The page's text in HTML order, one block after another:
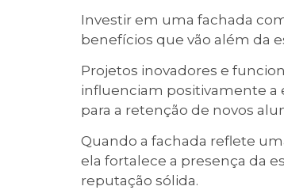
Investir em uma fachada
benefícios que vão além da
Projetos inovadores e
influenciam positivamente a
para a retenção de novos
Quando a fachada reflete
ela fortalece a presença da
reputação sólida.